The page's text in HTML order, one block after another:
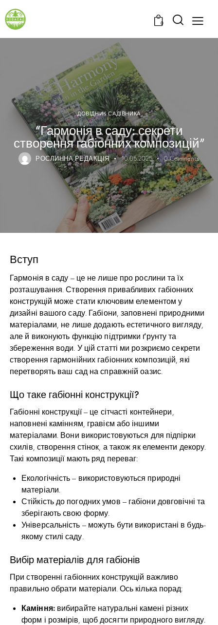
0
ДОВІДНИК САДІВНИКА
“Гармонія в саду: секрети
створення габіонних композицій”
РОСЛИННА РЕДАКЦІЯ 10.05.2025 0 Comments
Вступ
Гармонія в саду – це не лише про рослини та їх
розташування. Створення привабливих габіонних
конструкцій може стати ключовим елементом у
дизайні вашого саду. Габіони, заповнені природними
матеріалами, не лише додають естетичного вигляду,
але й виконують функцію підтримки ґрунту та
збереження води. У цій статті ми розкриємо секрети
створення гармонійних габіонних композицій, які
перетворять ваш сад на справжній оазис.
Що таке габіонні конструкції?
Габіонні конструкції – це сітчасті контейнери,
наповнені камінням, гравієм або іншими
матеріалами. Вони використовуються для підпірки
схилів, створення стінок, а також як елементи декору.
Такі композиції мають ряд переваг:
Екологічність – використовуються природні
матеріали.
Стійкість до погодних умов – габіони довговічні та
зберігають свою форму.
Універсальність – можуть бути використані в будь-
якому стилі саду.
Вибір матеріалів для габіонів
При створенні габіонних конструкцій важливо
правильно обрати матеріали. Ось кілька порад:
Каміння:вибирайте натуральні камені різних
форм і розмірів, щоб досягти природного вигляду.